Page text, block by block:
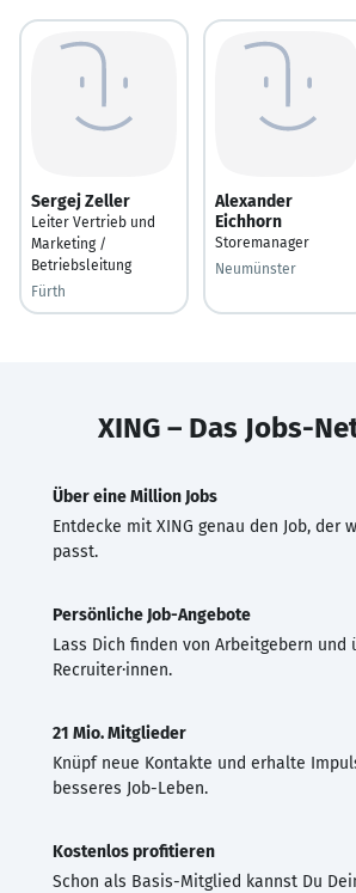
Sergej Zeller
Leiter Vertrieb und
Marketing /
Betriebsleitung
Fürth
Alexander
Eichhorn
Storemanager
Neumünster
XING – Das Jobs-
Über eine Million Jobs
Entdecke mit XING genau den Job, der
passt.
Persönliche Job-Angebote
Lass Dich finden von Arbeitgebern und
Recruiter·innen.
21 Mio. Mitglieder
Knüpf neue Kontakte und erhalte
besseres Job-Leben.
Kostenlos profitieren
Schon als Basis-Mitglied kannst Du